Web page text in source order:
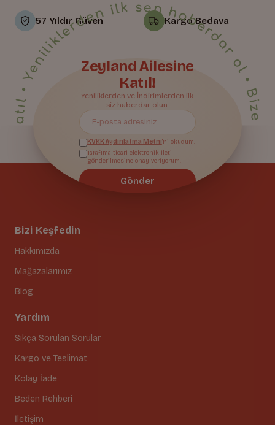
57 Yıldır Güven Kargo Bedava
Bizi Keşfedin
Hakkımızda
Mağazalarımız
Blog
Yardım
Sıkça Sorulan Sorular
Kargo ve Teslimat
Kolay İade
Beden Rehberi
İletişim
Bize Katıl• Yeniliklerden ilk sen haberdar ol • Bize Katıl • Yeniliklerden ilk sen haberdar ol • Bize Katıl • Yeniliklerden ilk sen haberdar ol • Bize Katıl • Yeniliklerden ilk sen haberdar ol • Bize Katıl • Yeniliklerden ilk sen haberdar ol • Bize Katıl • Yeniliklerden ilk sen haberdar ol • Bize Katıl • Yeniliklerden ilk sen haberdar ol • Bize Katıl • Yeniliklerden ilk sen haberdar ol • Bize Katıl • Yeniliklerden ilk sen haberdar ol • Bize Katıl • Yeniliklerden ilk sen haberdar ol • Bize Katıl • Yeniliklerden ilk sen haberdar ol • Bize Katıl • Yeniliklerden ilk sen haberdar ol • Bize Katıl • Yeniliklerden ilk sen haberdar ol • Bize Katıl • Yeniliklerden ilk sen haberdar ol • Bize Katıl • Yeniliklerden ilk sen haberdar ol •
Zeyland Ailesine
Katıl!
Yeniliklerden ve İndirimlerden ilk
siz haberdar olun.
KVKK Aydınlatma Metni'ni okudum.
Tarafıma ticari elektronik ileti
gönderilmesine onay veriyorum.
Gönder